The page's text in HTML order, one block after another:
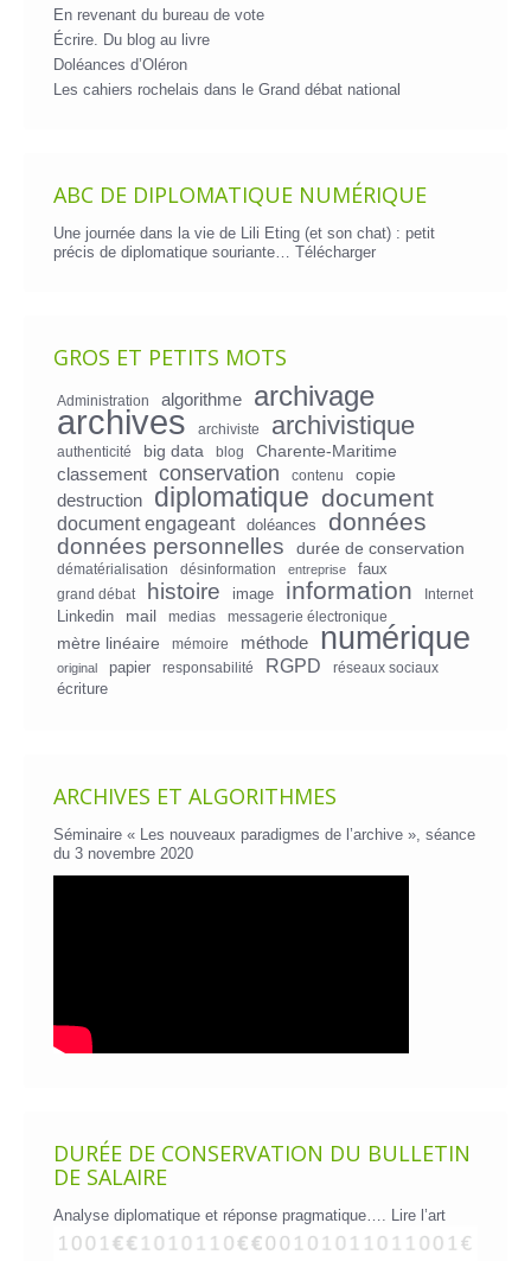
En revenant du bureau de vote
Écrire. Du blog au livre
Doléances d’Oléron
Les cahiers rochelais dans le Grand débat national
ABC DE DIPLOMATIQUE NUMÉRIQUE
Une journée dans la vie de Lili Eting (et son chat) : petit
précis de diplomatique souriante… Télécharger
GROS ET PETITS MOTS
Administration algorithme archivage
archives archiviste archivistique
authenticité big data blog
Charente-Maritime
classement
conservation contenu
copie
destruction
diplomatique document
document engageant doléances données
données personnelles durée de conservation
dématérialisation désinformation entreprise faux
grand débat histoire image information Internet
Linkedin mail medias messagerie électronique
mètre linéaire mémoire méthode numérique
original papier responsabilité RGPD réseaux sociaux
écriture
ARCHIVES ET ALGORITHMES
Séminaire « Les nouveaux paradigmes de l’archive », séance
du 3 novembre 2020
DURÉE DE CONSERVATION DU BULLETIN
DE SALAIRE
Analyse diplomatique et réponse pragmatique…. Lire l’art